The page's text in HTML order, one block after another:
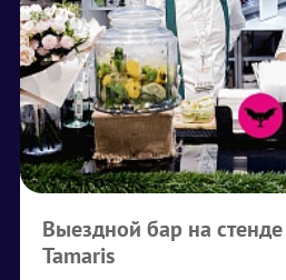
Выездной бар на
Tamaris